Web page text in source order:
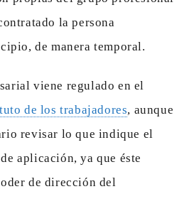
la persona
de manera temporal.
viene regulado en el
de los trabajadores, aunque
revisar lo que indique el
aplicación, ya que éste
de dirección del